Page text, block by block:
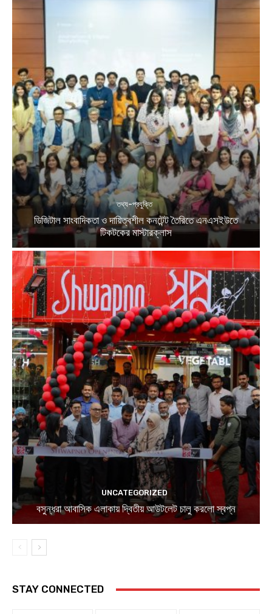
তথ্য-প্রযুক্তি
ডিজিটাল সাংবাদিকতা ও দায়িত্বশীল কনটেন্ট তৈরিতে এনএসইউতে
টিকটকের মাস্টারক্লাস
UNCATEGORIZED
বসুন্ধরা আবাসিক এলাকায় দ্বিতীয় আউটলেট চালু করলো স্বপ্ন
STAY CONNECTED